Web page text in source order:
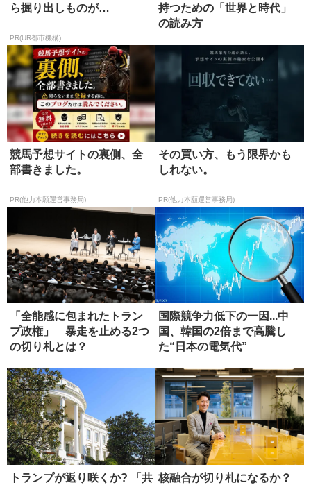
ら掘り出しものが…
PR(UR都市機構)
持つための「世界と時代」
の読み方
競馬予想サイトの裏側、全
部書きました。
PR(他力本願運営事務局)
その買い方、もう限界かも
しれない。
PR(他力本願運営事務局)
「全能感に包まれたトラン
プ政権」 暴走を止める2つ
の切り札とは？
国際競争力低下の一因...中
国、韓国の2倍まで高騰し
た“日本の電気代”
トランプが返り咲くか? 「共 核融合が切り札になるか？